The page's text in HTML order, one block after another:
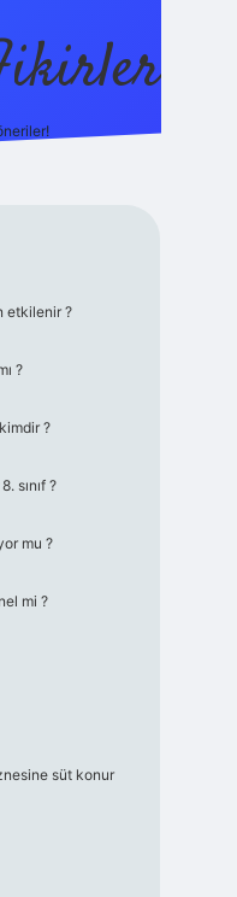
etkilenir ?
?
?
sınıf ?
mu ?
mi ?
süt konur